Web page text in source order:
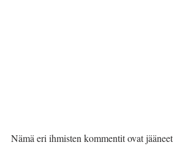
Nämä eri ihmisten kommentit ovat jääneet